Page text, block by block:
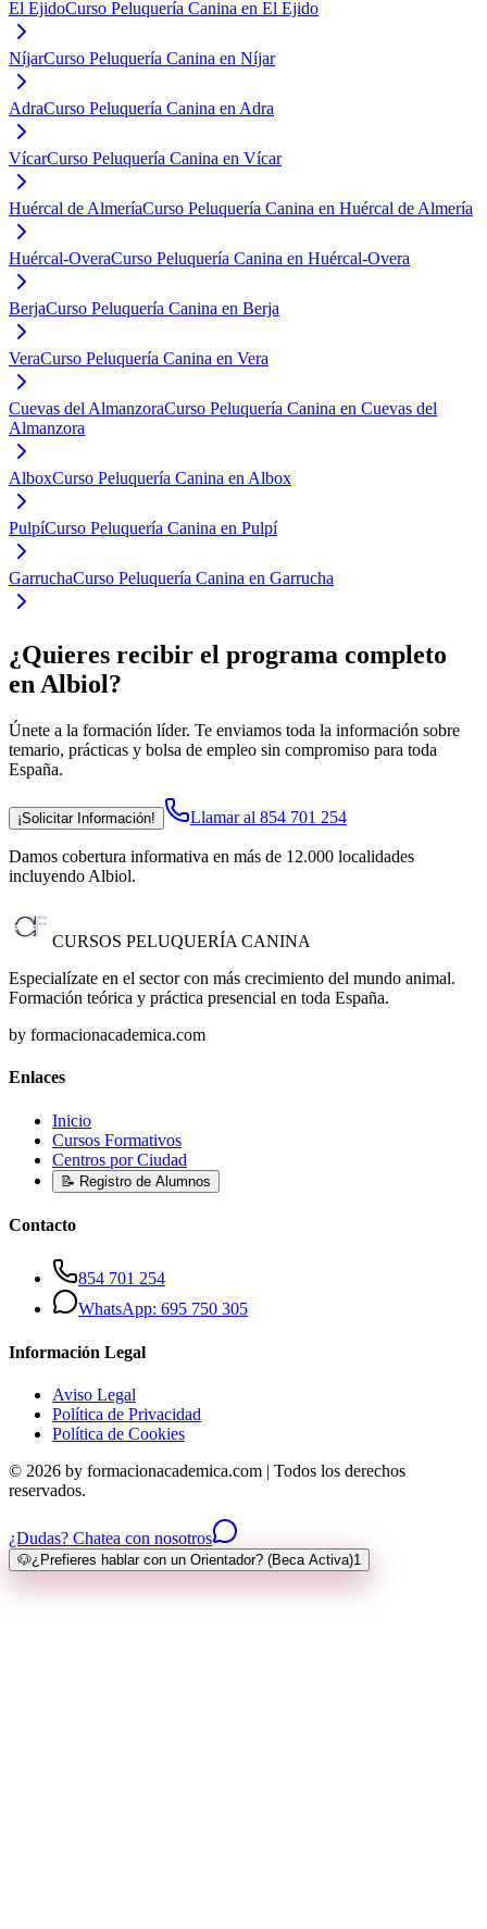
El EjidoCurso Peluquería Canina en El Ejido
NíjarCurso Peluquería Canina en Níjar
AdraCurso Peluquería Canina en Adra
VícarCurso Peluquería Canina en Vícar
Huércal de AlmeríaCurso Peluquería Canina en Huércal de Almería
Huércal-OveraCurso Peluquería Canina en Huércal-Overa
BerjaCurso Peluquería Canina en Berja
VeraCurso Peluquería Canina en Vera
Cuevas del AlmanzoraCurso Peluquería Canina en Cuevas del
Almanzora
AlboxCurso Peluquería Canina en Albox
PulpíCurso Peluquería Canina en Pulpí
GarruchaCurso Peluquería Canina en Garrucha
¿Quieres recibir el programa completo
en Albiol?
Únete a la formación líder. Te enviamos toda la información sobre
temario, prácticas y bolsa de empleo sin compromiso para toda
España.
¡Solicitar Información! Llamar al 854 701 254
Damos cobertura informativa en más de 12.000 localidades
incluyendo Albiol.
CURSOS PELUQUERÍA CANINA
Especialízate en el sector con más crecimiento del mundo animal.
Formación teórica y práctica presencial en toda España.
by formacionacademica.com
Enlaces
Inicio
Cursos Formativos
Centros por Ciudad
📝 Registro de Alumnos
Contacto
854 701 254
WhatsApp: 695 750 305
Información Legal
Aviso Legal
Política de Privacidad
Política de Cookies
© 2026 by formacionacademica.com | Todos los derechos
reservados.
¿Dudas? Chatea con nosotros
🐶¿Prefieres hablar con un Orientador? (Beca Activa)1